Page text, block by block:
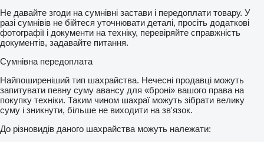
Не давайте згоди на сумнівні застави і передоплати товару. У
разі сумнівів не бійтеся уточнювати деталі, просіть додаткові
фотографії і документи на техніку, перевіряйте справжність
документів, задавайте питання.
Сумнівна передоплата
Найпоширеніший тип шахрайства. Нечесні продавці можуть
запитувати певну суму авансу для «броні» вашого права на
покупку техніки. Таким чином шахраї можуть зібрати велику
суму і зникнути, більше не виходити на зв'язок.
До різновидів даного шахрайства можуть належати: